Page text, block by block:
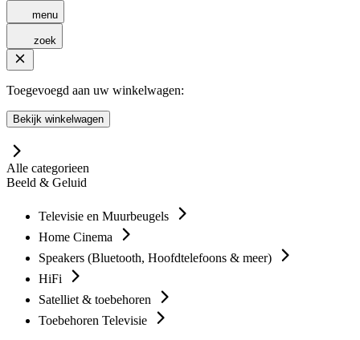
menu
zoek
Toegevoegd aan uw winkelwagen:
Bekijk winkelwagen
Alle categorieen
Beeld & Geluid
Televisie en Muurbeugels
Home Cinema
Speakers (Bluetooth, Hoofdtelefoons & meer)
HiFi
Satelliet & toebehoren
Toebehoren Televisie